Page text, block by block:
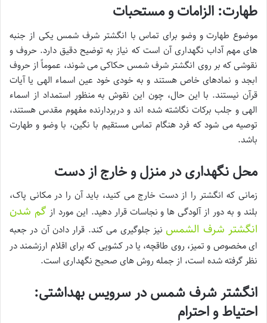
طهارت: الزامات و مستحبات
موضوع طهارت و وضو برای تماس با انگشتر شرف شمس یکی از جنبه
های مهم آداب نگهداری آن است که نیاز به توضیح دقیق دارد. حروف و
نقوشی که بر روی انگشتر شرف شمس حکاکی می شوند، عموماً از حروف
ابجد و نمادهای خاص هستند و به خودی خود عین اسماء الهی یا آیات
قرآن نیستند. با این حال، چون این نقوش به منظور استمداد از اسماء
الهی و جلب برکات نگاشته شده اند و دربردارنده مفهوم مقدس هستند،
توصیه می شود که فرد هنگام تماس مستقیم با نگین، با وضو و طهارت
باشد.
محل نگهداری در منزل و خارج از دست
زمانی که انگشتر را از دست خارج می کنید، باید آن را در مکانی پاک،
بلند و به دور از آلودگی ها و نجاسات قرار دهید. این مورد از گم شدن
انگشتر شرف الشمس نیز جلوگیری می کند. قرار دادن آن در جعبه
ای مخصوص و تمیز، روی طاقچه، یا در کشویی که برای اقلام ارزشمند در
نظر گرفته شده است، از جمله روش های صحیح نگهداری است.
انگشتر شرف شمس در سرویس بهداشتی:
احتیاط و احترام